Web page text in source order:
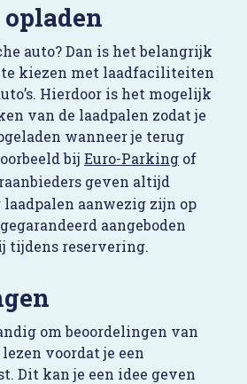
auto? Dan is het belangrijk
te kiezen met laadfaciliteiten
Hierdoor is het mogelijk
van de laadpalen zodat je
wanneer je terug
bij Euro-Parking of
geven altijd
aanwezig zijn op
aangeboden
tijdens reservering.
om beoordelingen van
voordat je een
Dit kan je een idee geven